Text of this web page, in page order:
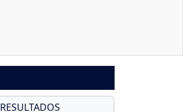
RESULTADOS